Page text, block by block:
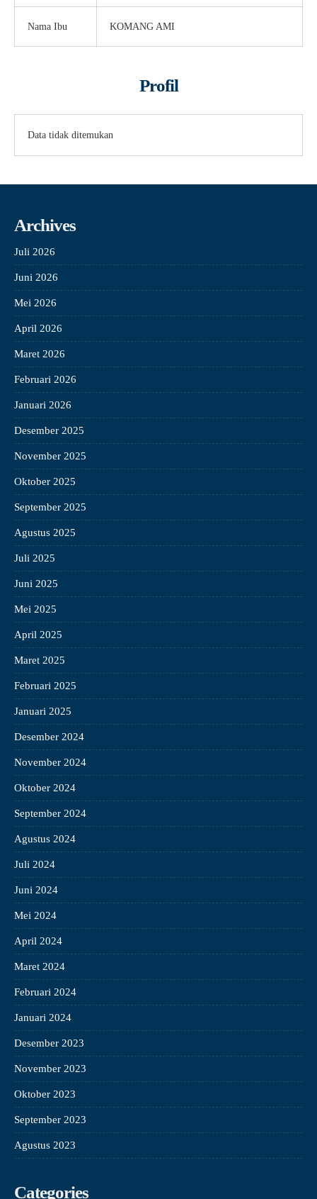
Nama Ibu KOMANG AMI
Profil
Data tidak ditemukan
Archives
Juli 2026
Juni 2026
Mei 2026
April 2026
Maret 2026
Februari 2026
Januari 2026
Desember 2025
November 2025
Oktober 2025
September 2025
Agustus 2025
Juli 2025
Juni 2025
Mei 2025
April 2025
Maret 2025
Februari 2025
Januari 2025
Desember 2024
November 2024
Oktober 2024
September 2024
Agustus 2024
Juli 2024
Juni 2024
Mei 2024
April 2024
Maret 2024
Februari 2024
Januari 2024
Desember 2023
November 2023
Oktober 2023
September 2023
Agustus 2023
Categories